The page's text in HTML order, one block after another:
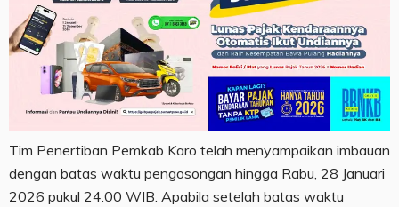
Tim Penertiban Pemkab Karo telah menyampaikan imbauan
dengan batas waktu pengosongan hingga Rabu, 28 Januari
2026 pukul 24.00 WIB. Apabila setelah batas waktu